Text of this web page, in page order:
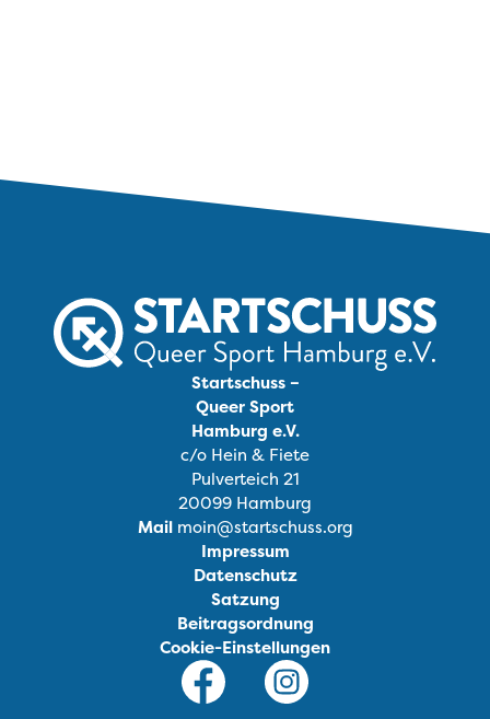
Startschuss –
Queer Sport
Hamburg e.V.
c/o Hein & Fiete
Pulverteich 21
20099 Hamburg
Mailmoin@startschuss.org
Impressum
Datenschutz
Satzung
Beitragsordnung
Cookie-Einstellungen